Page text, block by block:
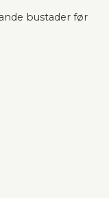
bustader før